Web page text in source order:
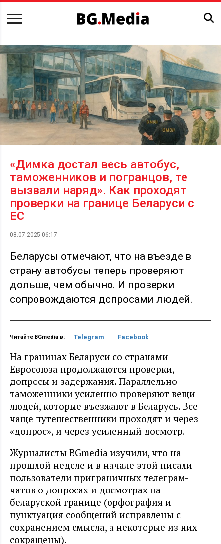
«Димка достал весь автобус,
таможенников и погранцов, те
вызвали наряд». Как проходят
проверки на границе Беларуси с
ЕС
08.07.2025 06:17
Беларусы отмечают, что на въезде в
страну автобусы теперь проверяют
дольше, чем обычно. И проверки
сопровождаются допросами людей.
Читайте BGmedia в: Telegram Facebook
На границах Беларуси со странами
Евросоюза продолжаются проверки,
допросы и задержания. Параллельно
таможенники усиленно проверяют вещи
людей, которые въезжают в Беларусь. Все
чаще путешественники проходят и через
«допрос», и через усиленный досмотр.
Журналисты BGmedia изучили, что на
прошлой неделе и в начале этой писали
пользователи приграничных телеграм-
чатов о допросах и досмотрах на
беларуской границе (орфография и
пунктуация сообщений исправлены с
сохранением смысла, а некоторые из них
сокращены).